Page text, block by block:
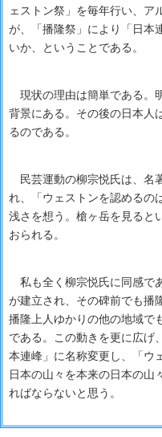
ェストン祭」を毎年行い、ア
が、「播隆祭」により「日本
いか、ということである。
現状の理由は簡単である。
背景にある。その後の日本人
るのである。
民芸運動の柳宗悦氏は、名
れ、「ウェストンを認めるの
浅さを想う。槍ヶ岳を見ると
おられる。
私も全く柳宗悦氏に同感で
が建立され、その碑前でも播
播隆上人ゆかりの他の地域で
である。この動きを更に広げ
本連峰」に名称変更し、「ウ
日本の山々を本来の日本の山
ればならないと思う。